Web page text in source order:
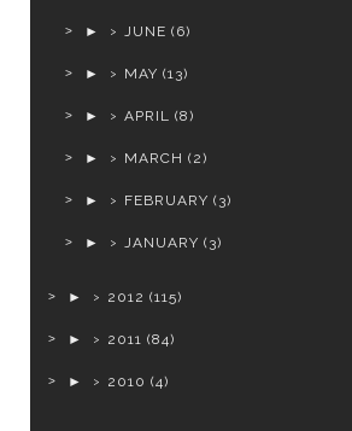
► JUNE (6)
► MAY (13)
► APRIL (8)
► MARCH (2)
► FEBRUARY (3)
► JANUARY (3)
► 2012 (115)
► 2011 (84)
► 2010 (4)